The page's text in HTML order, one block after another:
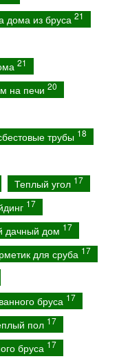
дома из бруса 21
21
на печи 20
трубы 18
Теплый угол 17
17
дачный дом 17
для сруба 17
бруса 17
пол 17
бруса 17